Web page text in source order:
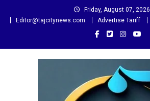
Friday, August 07, 2026
Editor@tajcitynews.com
Advertise Tariff